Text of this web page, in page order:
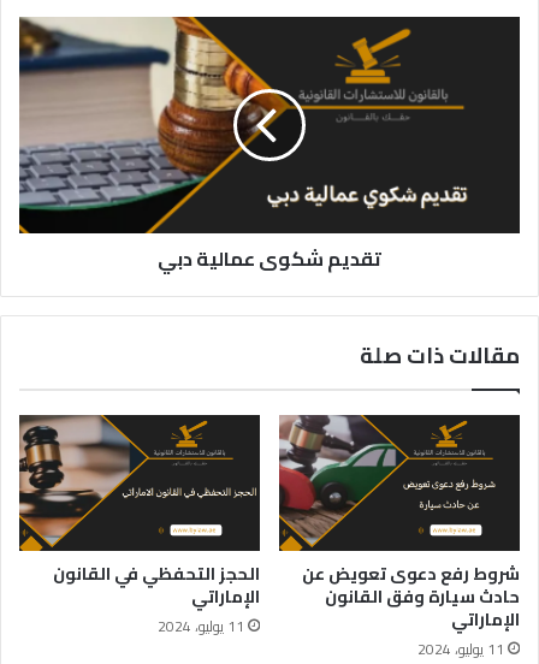
تقديم شكوى عمالية دبي
مقالات ذات صلة
شروط رفع دعوى تعويض عن
حادث سيارة وفق القانون
الإماراتي
11 يوليو، 2024
الحجز التحفظي في القانون
الإماراتي
11 يوليو، 2024